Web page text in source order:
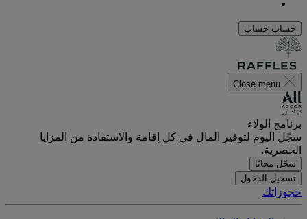
حساب حساب
Close menu
برنامج الولاء
سجّل اليوم لتوفير المال في كل إقامة والاستفادة من المزايا
الحصرية.
سجّل مجانًا
تسجيل الدخول
حجوزاتك